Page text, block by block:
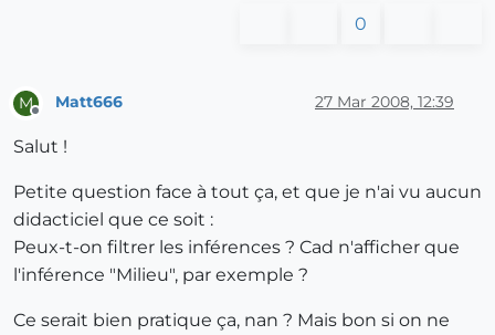
0
M
Offline
Matt666 27 Mar 2008, 12:39
Salut !
Petite question face à tout ça, et que je n'ai vu aucun
didacticiel que ce soit :
Peux-t-on filtrer les inférences ? Cad n'afficher que
l'inférence "Milieu", par exemple ?
Ce serait bien pratique ça, nan ? Mais bon si on ne